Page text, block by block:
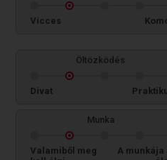
Vicces
Öltözködés
Divat
Munka
Valamiből meg
A munkája